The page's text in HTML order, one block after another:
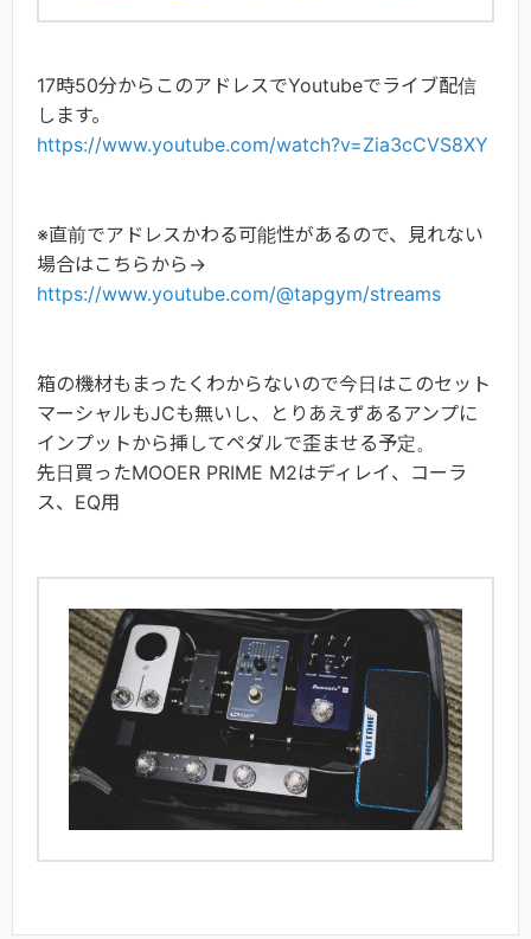
17時50分からこのアドレスでYoutubeでライブ配信
します。
https://www.youtube.com/watch?v=Zia3cCVS8XY
※直前でアドレスかわる可能性があるので、見れない
場合はこちらから→
https://www.youtube.com/@tapgym/streams
箱の機材もまったくわからないので今日はこのセット
マーシャルもJCも無いし、とりあえずあるアンプに
インプットから挿してペダルで歪ませる予定。
先日買ったMOOER PRIME M2はディレイ、コーラ
ス、EQ用